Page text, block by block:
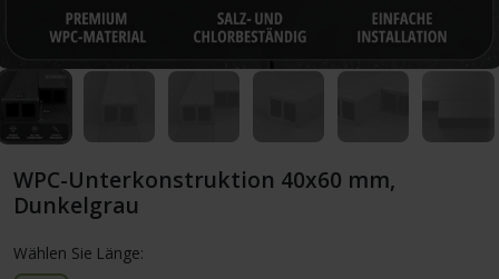
WPC-Unterkonstruktion 40x60 mm,
Dunkelgrau
Wählen Sie Länge: